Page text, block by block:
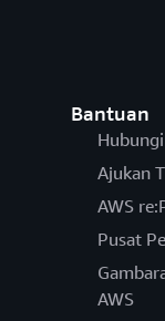
Bantuan
Ajukan
AWS
Pusat
AWS